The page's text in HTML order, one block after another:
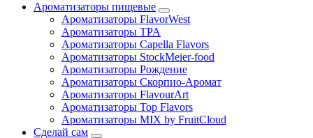
Ароматизаторы пищевые
Ароматизаторы FlavorWest
Ароматизаторы TPA
Ароматизаторы Capella Flavors
Ароматизаторы StockMeier-food
Ароматизаторы Рождение
Ароматизаторы Скорпио-Аромат
Ароматизаторы FlavourArt
Ароматизаторы Top Flavors
Ароматизаторы MIX by FruitCloud
Сделай сам